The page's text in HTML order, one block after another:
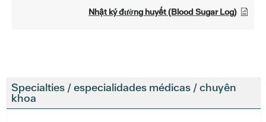
Specialties / especialidades médicas / chuyên
khoa
Nhật ký đường huyết (Blood Sugar Log)